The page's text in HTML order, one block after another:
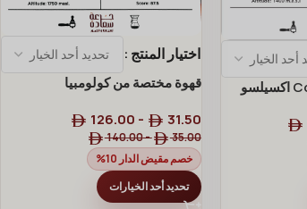
‏EXCELSO‏ Colombia اكسيلسو
اختيار المنتج
قهوة مختصة من كولومبيا
35.00
-
140.00
31.50
-
126.00
خصم مقيض الدار 10%
تحديد أحد الخيارات